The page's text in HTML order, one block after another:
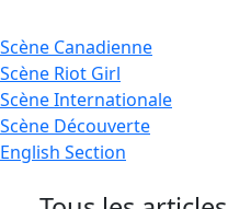
Scène Canadienne
Scène Riot Girl
ScèneInternationale
Scène Découverte
English Section